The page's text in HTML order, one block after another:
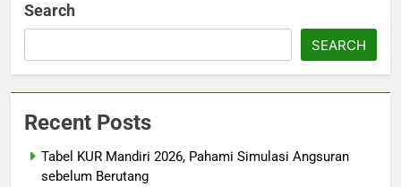
Search
SEARCH
Recent Posts
Tabel KUR Mandiri 2026, Pahami Simulasi Angsuran
sebelum Berutang